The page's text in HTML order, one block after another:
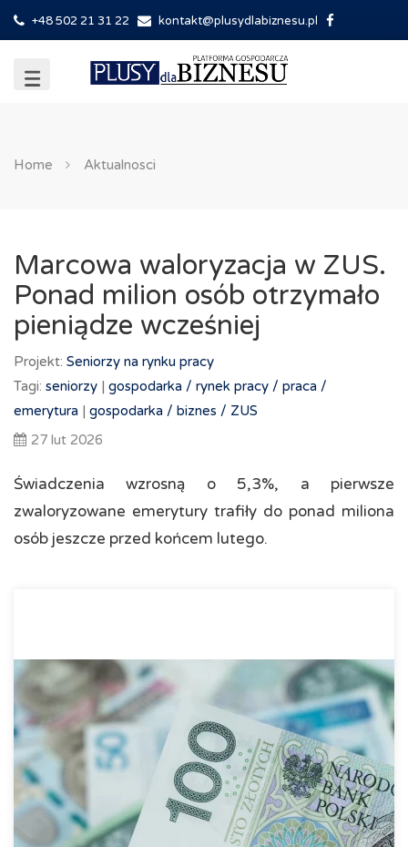
+48 502 21 31 22 kontakt@plusydlabiznesu.pl
Home Aktualnosci
Marcowa waloryzacja w ZUS.
Ponad milion osób otrzymało
pieniądze wcześniej
Projekt: Seniorzy na rynku pracy
Tagi: seniorzy | gospodarka / rynek pracy / praca /
emerytura | gospodarka / biznes / ZUS
27 lut 2026
Świadczenia wzrosną o 5,3%, a pierwsze
zwaloryzowane emerytury trafiły do ponad miliona
osób jeszcze przed końcem lutego.